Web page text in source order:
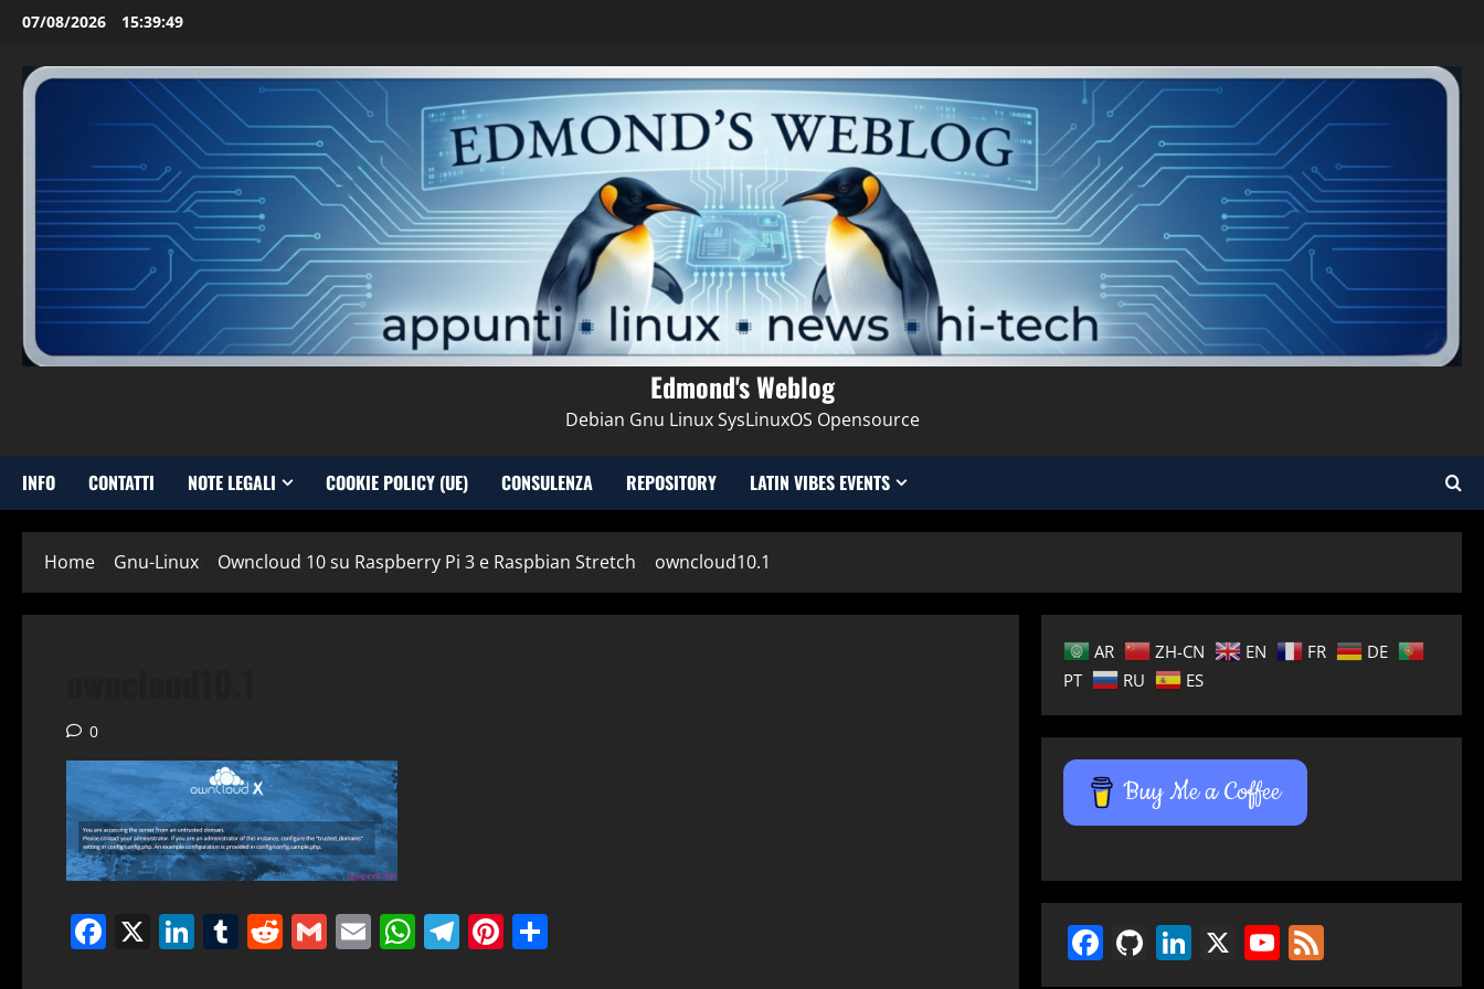
Vai
contenuto
07/08/2026 15:39:50
Edmond's Weblog
Debian Gnu Linux SysLinuxOS Opensource
INFO CONTATTI NOTE LEGALI COOKIE POLICY (UE) CONSULENZA REPOSITORY LATIN VIBES EVENTS
Home Gnu-Linux Owncloud 10 su Raspberry Pi 3 e Raspbian Stretch owncloud10.1
0
Facebook
X LinkedIn
Tumblr
Reddit
GmailEmailWhatsApp
Telegram
Pinterest
AR ZH-CN EN FR
DE
PT
RU ES
Buy Me a Coffee
Facebook
GitHub
LinkedIn
X YouTube
Feed